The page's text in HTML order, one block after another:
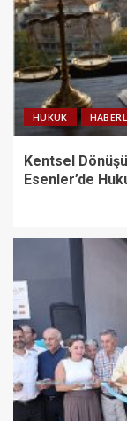
HUKUK
Kentsel
Esenler’de